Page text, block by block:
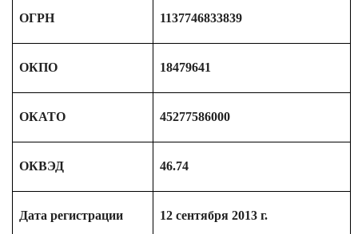
ОГРН 1137746833839
ОКПО 18479641
ОКАТО 45277586000
ОКВЭД 46.74
Дата регистрации 12 сентября 2013 г.